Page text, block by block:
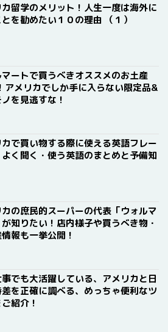
カ留学のメリット！人生一度は海外に
を勧めたい１０の理由 （１）
マートで買うべきオススメのお土産
アメリカでしか手に入らない限定品&
を見逃すな！
カで買い物する際に使える英語フレー
く聞く・使う英語のまとめと予備知
カの庶民的スーパーの代表「ウォルマ
知りたい！店内様子や買うべき物・
報も一挙公開！
でも大活躍している、アメリカと日
を正確に調べる、めっちゃ便利なツ
紹介！